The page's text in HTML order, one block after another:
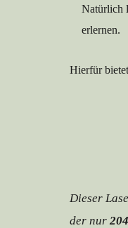
Natürlich
erlernen.
Hierfür
Dieser
der nur